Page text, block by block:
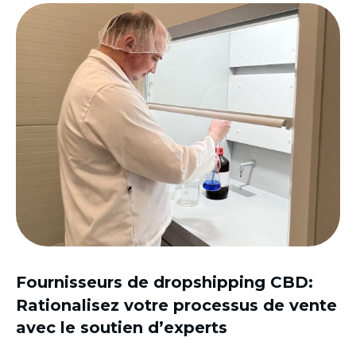
Fournisseurs de dropshipping CBD:
Rationalisez votre processus de vente
avec le soutien d’experts